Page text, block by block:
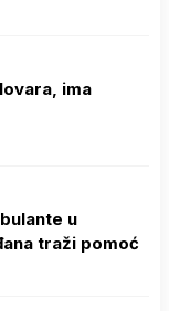
ima
u
traži pomoć